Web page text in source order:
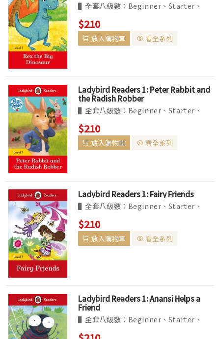
▌全套八級數：Beginner、Starter、
Levels1~6。收錄經典、真實題材改編的故
事，及最夯的卡通人物如粉紅豬小妹等。
▌BBC Earth 系列為 non-fiction 讀本，
$210
放入購物車 看全系列
Ladybird Readers 1: Peter Rabbit and
the Radish Robber
▌全套八級數：Beginner、Starter、
Levels1~6。收錄經典、真實題材改編的故
事，及最夯的卡通人物如粉紅豬小妹等。
▌BBC Earth 系列為 non-fiction 讀本，
$210
放入購物車 看全系列
Ladybird Readers 1: Fairy Friends
▌全套八級數：Beginner、Starter、
Levels1~6。收錄經典、真實題材改編的故
事，及最夯的卡通人物如粉紅豬小妹等。
▌BBC Earth 系列為 non-fiction 讀本，
$210
放入購物車 看全系列
Ladybird Readers 1: Anansi Helps a
Friend
▌全套八級數：Beginner、Starter、
Levels1~6。收錄經典、真實題材改編的故